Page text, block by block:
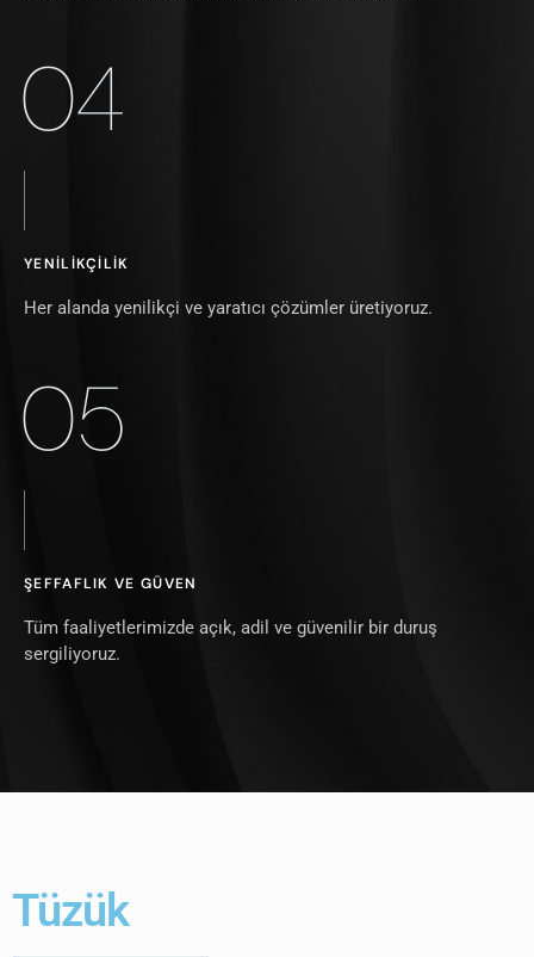
04
YENILIKÇILIK
Her alanda yenilikçi ve yaratıcı çözümler üretiyoruz.
05
ŞEFFAFLIK VE GÜVEN
Tüm faaliyetlerimizde açık, adil ve güvenilir bir duruş
sergiliyoruz.
Tüzük